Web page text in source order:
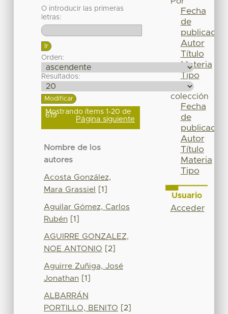
O introducir las primeras
letras:
Orden:
Resultados:
Mostrando ítems 1-20 de
619 Página siguiente
Nombre de los
autores
Acosta González,
Mara Grassiel
[1]
Aguilar Gómez, Carlos
Rubén [1]
AGUIRRE GONZALEZ,
NOE ANTONIO [2]
Aguirre Zuñiga, José
Jonathan [1]
ALBARRÁN
PORTILLO, BENITO [2]
Fecha
de
publicación
Autor
Título
Materia
Tipo
colección
Fecha
de
publicación
Autor
Título
Materia
Tipo
Usuario
Acceder